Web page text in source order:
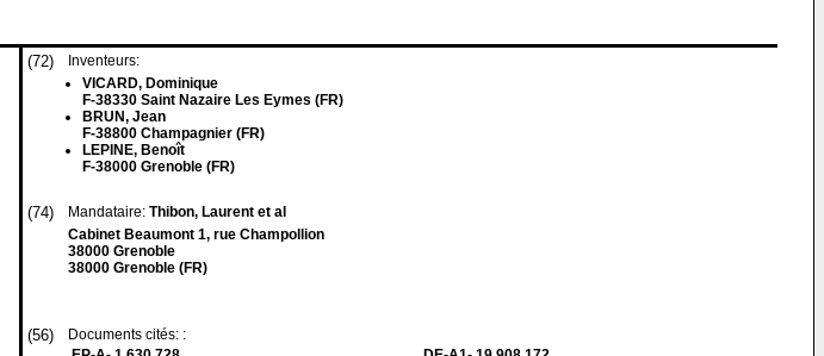
(72)
Inventeurs:
VICARD, Dominique
F-38330 Saint Nazaire Les Eymes (FR)
BRUN, Jean
F-38800 Champagnier (FR)
LEPINE, Benoît
F-38000 Grenoble (FR)
(74) Mandataire: Thibon, Laurent et al
Cabinet Beaumont 1, rue Champollion
38000 Grenoble
38000 Grenoble (FR)
(56)
Documents cités: :